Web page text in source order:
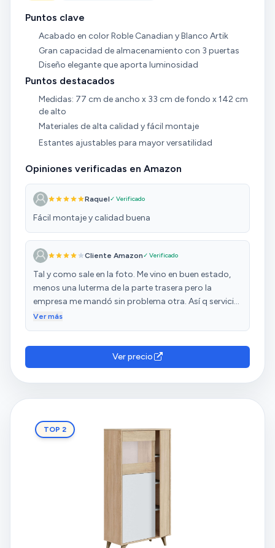
Puntos clave
Acabado en color Roble Canadian y Blanco Artik
Gran capacidad de almacenamiento con 3 puertas
Diseño elegante que aporta luminosidad
Puntos destacados
Medidas: 77 cm de ancho x 33 cm de fondo x 142 cm
de alto
Materiales de alta calidad y fácil montaje
Estantes ajustables para mayor versatilidad
Opiniones verificadas en Amazon
Raquel✓ Verificado
Fácil montaje y calidad buena
Cliente Amazon✓ Verificado
Tal y como sale en la foto. Me vino en buen estado,
menos una luterma de la parte trasera pero la
empresa me mandó sin problema otra. Así q servicio
técnico muy bueno y el mueble súper bonico
Ver más
Ver precio
TOP 2